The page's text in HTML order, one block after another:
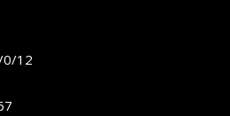
0/12